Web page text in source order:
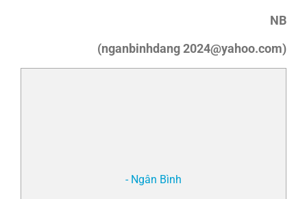
NB
(nganbinhdang 2024@yahoo.com)
- Ngân Bình